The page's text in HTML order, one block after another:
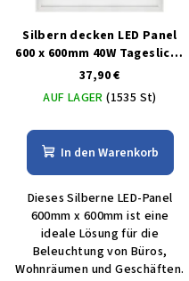
Silbern decken LED Panel
600 x 600mm 40W Tageslicht
6000lm
37,90 €
AUF LAGER(1535 St)
In den Warenkorb
Dieses Silberne LED-Panel
600mm x 600mm ist eine
ideale Lösung für die
Beleuchtung von Büros,
Wohnräumen und Geschäften.